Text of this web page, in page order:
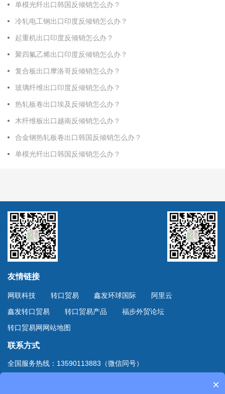
单模光纤出口韩国反倾销怎么办？
冷轧电工钢出口印度反倾销怎么办？
起重机出口印度反倾销怎么办？
聚四氟乙烯出口印度反倾销怎么办？
复合板出口摩洛哥反倾销怎么办？
玻璃纤维出口印度反倾销怎么办？
热轧板卷出口埃及反倾销怎么办？
木纤维板出口越南反倾销怎么办？
合金钢热轧板卷出口韩国反倾销怎么办？
单模光纤出口韩国反倾销怎么办？
友情链接
网联科技 转口贸易 鑫发环球国际
阿里云
鑫发转口贸易
转口贸易产品
福步外贸论坛
转口贸易网网站地图
联系方式
全国服务热线：13590113883（微信同号）
×